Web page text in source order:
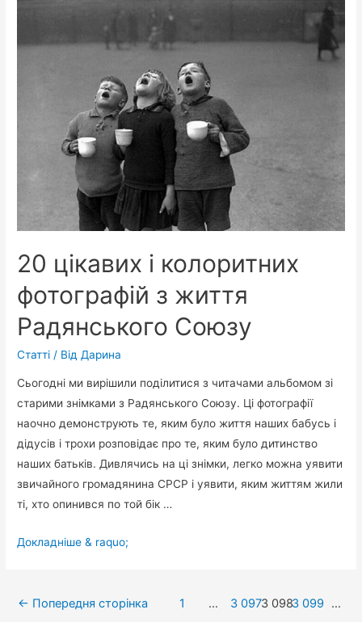
20 цікавих і колоритних
фотографій з життя
Радянського Союзу
Статті / Від Дарина
Сьогодні ми вирішили поділитися з читачами альбомом зі
старими знімками з Радянського Союзу. Ці фотографії
наочно демонструють те, яким було життя наших бабусь і
дідусів і трохи розповідає про те, яким було дитинство
наших батьків. Дивлячись на ці знімки, легко можна уявити
звичайного громадянина СРСР і уявити, яким життям жили
ті, хто опинився по той бік …
20
колоритних
Докладніше & raquo;
Навігація
← Попередня сторінка 1 … 3 0973 0983 099 …